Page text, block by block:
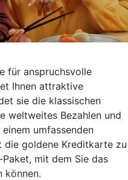
für anspruchsvolle
Ihnen attraktive
sie die klassischen
weltweites Bezahlen und
umfassenden
die goldene Kreditkarte zu
mit dem Sie das
können.